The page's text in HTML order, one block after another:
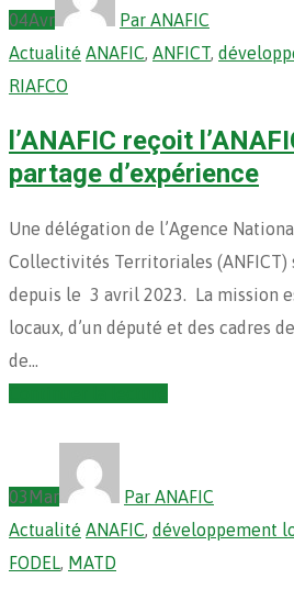
04Avr
Par ANAFIC
Actualité ANAFIC, ANFICT,
RIAFCO
l’ANAFIC reçoit
partage d’expérience
Une délégation de l’Agence
Collectivités Territoriales (ANFICT)
depuis le 3 avril 2023. La mission
locaux, d’un député et des cadres
de…
03Mar
Par ANAFIC
Actualité ANAFIC, développement
FODEL, MATD